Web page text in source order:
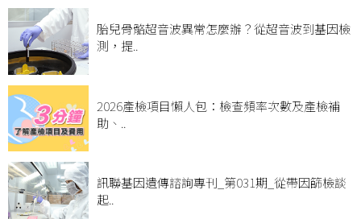
胎兒骨骼超音波異常怎麼辦？從超音波到基因檢
測，提..
2026產檢項目懶人包：檢查頻率次數及產檢補
助、..
訊聯基因遺傳諮詢專刊_第031期_從帶因篩檢談
起..